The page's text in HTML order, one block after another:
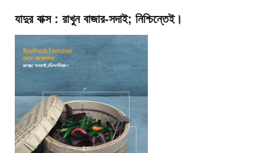
যাদুর বাক্স : রাখুন বাজার-সদাই; নিশ্চিন্তেই।